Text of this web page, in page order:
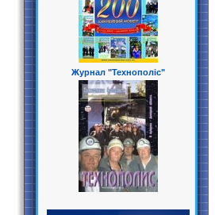
Журнал "Технополіс"